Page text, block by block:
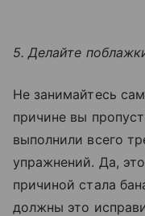
5. Делайте
Не занимайтесь
причине вы
выполнили всего
упражнений. Да,
причиной стала
должны это